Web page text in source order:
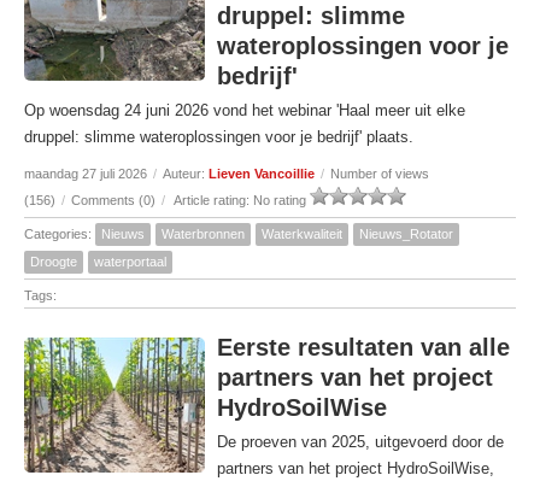
druppel: slimme
wateroplossingen voor je
bedrijf'
Op woensdag 24 juni 2026 vond het webinar 'Haal meer uit elke
druppel: slimme wateroplossingen voor je bedrijf' plaats.
maandag 27 juli 2026 / Auteur: Lieven Vancoillie / Number of views
(156) / Comments (0) / Article rating: No rating
Categories: Nieuws Waterbronnen Waterkwaliteit
Nieuws_Rotator
Droogte
waterportaal
Tags:
Eerste resultaten van alle
partners van het project
HydroSoilWise
De proeven van 2025, uitgevoerd door de
partners van het project HydroSoilWise,